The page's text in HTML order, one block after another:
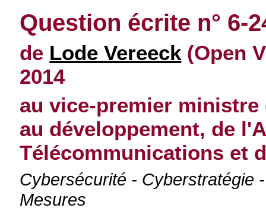
Question écrite n° 6-
de Lode Vereeck (Open
2014
au vice-premier
au développement, de
Télécommunications et
Cybersécurité - Cyberstratégie
Mesures